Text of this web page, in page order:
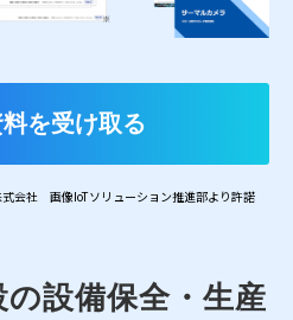
設備保全・生産
を受け取る
会社 画像IoTソリューション推進部より許諾